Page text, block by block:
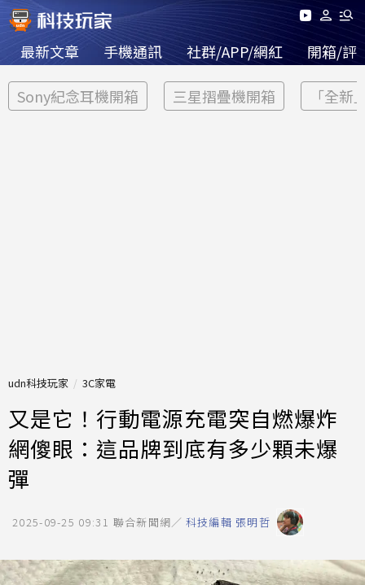
最新文章 手機通訊 社群/APP/網紅 開箱/評
Sony紀念耳機開箱 三星摺疊機開箱 「全新
udn科技玩家 3C家電
又是它！行動電源充電突自燃爆炸
網傻眼：這品牌到底有多少顆未爆
彈
2025-09-25 09:31 聯合新聞網／ 科技編輯 張明哲